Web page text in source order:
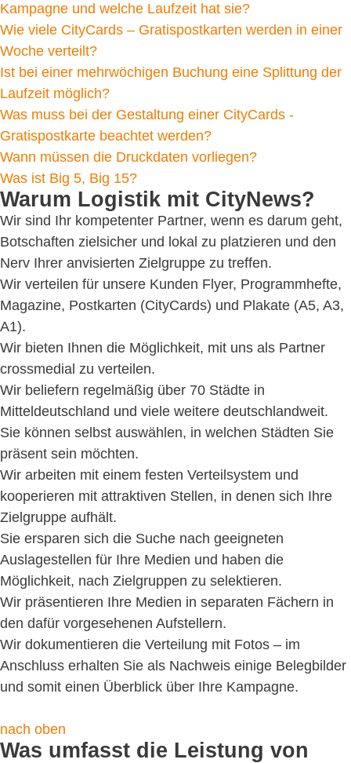
Kampagne und welche Laufzeit hat sie?
Wie viele CityCards – Gratispostkarten werden in einer
Woche verteilt?
Ist bei einer mehrwöchigen Buchung eine Splittung der
Laufzeit möglich?
Was muss bei der Gestaltung einer CityCards -
Gratispostkarte beachtet werden?
Wann müssen die Druckdaten vorliegen?
Was ist Big 5, Big 15?
Warum Logistik mit CityNews?
Wir sind Ihr kompetenter Partner, wenn es darum geht,
Botschaften zielsicher und lokal zu platzieren und den
Nerv Ihrer anvisierten Zielgruppe zu treffen.
Wir verteilen für unsere Kunden Flyer, Programmhefte,
Magazine, Postkarten (CityCards) und Plakate (A5, A3,
A1).
Wir bieten Ihnen die Möglichkeit, mit uns als Partner
crossmedial zu verteilen.
Wir beliefern regelmäßig über 70 Städte in
Mitteldeutschland und viele weitere deutschlandweit.
Sie können selbst auswählen, in welchen Städten Sie
präsent sein möchten.
Wir arbeiten mit einem festen Verteilsystem und
kooperieren mit attraktiven Stellen, in denen sich Ihre
Zielgruppe aufhält.
Sie ersparen sich die Suche nach geeigneten
Auslagestellen für Ihre Medien und haben die
Möglichkeit, nach Zielgruppen zu selektieren.
Wir präsentieren Ihre Medien in separaten Fächern in
den dafür vorgesehenen Aufstellern.
Wir dokumentieren die Verteilung mit Fotos – im
Anschluss erhalten Sie als Nachweis einige Belegbilder
und somit einen Überblick über Ihre Kampagne.
nach oben
Was umfasst die Leistung von